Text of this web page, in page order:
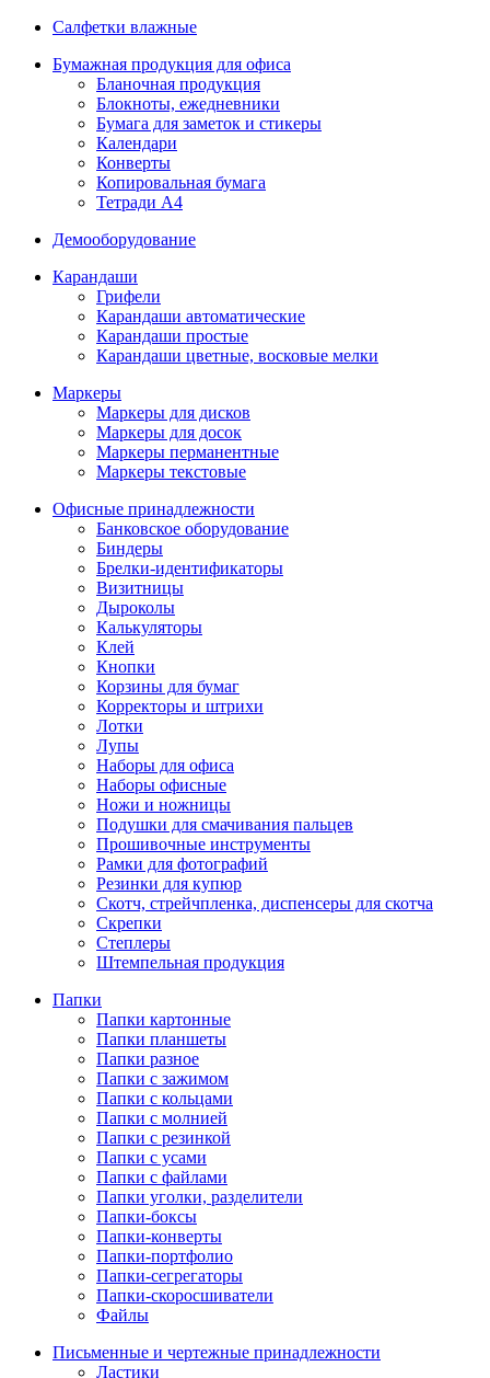
Салфетки влажные
Бумажная продукция для офиса
Бланочная продукция
Блокноты, ежедневники
Бумага для заметок и стикеры
Календари
Конверты
Копировальная бумага
Тетради А4
Демооборудование
Карандаши
Грифели
Карандаши автоматические
Карандаши простые
Карандаши цветные, восковые мелки
Маркеры
Маркеры для дисков
Маркеры для досок
Маркеры перманентные
Маркеры текстовые
Офисные принадлежности
Банковское оборудование
Биндеры
Брелки-идентификаторы
Визитницы
Дыроколы
Калькуляторы
Клей
Кнопки
Корзины для бумаг
Корректоры и штрихи
Лотки
Лупы
Наборы для офиса
Наборы офисные
Ножи и ножницы
Подушки для смачивания пальцев
Прошивочные инструменты
Рамки для фотографий
Резинки для купюр
Скотч, стрейчпленка, диспенсеры для скотча
Скрепки
Степлеры
Штемпельная продукция
Папки
Папки картонные
Папки планшеты
Папки разное
Папки с зажимом
Папки с кольцами
Папки с молнией
Папки с резинкой
Папки с усами
Папки с файлами
Папки уголки, разделители
Папки-боксы
Папки-конверты
Папки-портфолио
Папки-сегрегаторы
Папки-скоросшиватели
Файлы
Письменные и чертежные принадлежности
Ластики